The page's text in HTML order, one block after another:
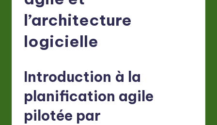
l’architecture
logicielle
Introduction à la
planification agile
pilotée par